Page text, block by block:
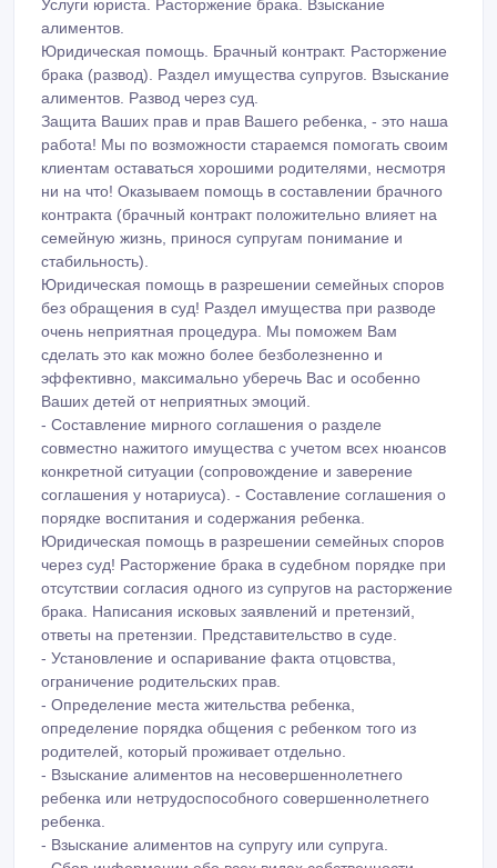
Услуги юриста. Расторжение брака. Взыскание
алиментов.
Юридическая помощь. Брачный контракт. Расторжение
брака (развод). Раздел имущества супругов. Взыскание
алиментов. Развод через суд.
Защита Ваших прав и прав Вашего ребенка, - это наша
работа! Мы по возможности стараемся помогать своим
клиентам оставаться хорошими родителями, несмотря
ни на что! Оказываем помощь в составлении брачного
контракта (брачный контракт положительно влияет на
семейную жизнь, принося супругам понимание и
стабильность).
Юридическая помощь в разрешении семейных споров
без обращения в суд! Раздел имущества при разводе
очень неприятная процедура. Мы поможем Вам
сделать это как можно более безболезненно и
эффективно, максимально уберечь Вас и особенно
Ваших детей от неприятных эмоций.
- Составление мирного соглашения о разделе
совместно нажитого имущества с учетом всех нюансов
конкретной ситуации (сопровождение и заверение
соглашения у нотариуса). - Составление соглашения о
порядке воспитания и содержания ребенка.
Юридическая помощь в разрешении семейных споров
через суд! Расторжение брака в судебном порядке при
отсутствии согласия одного из супругов на расторжение
брака. Написания исковых заявлений и претензий,
ответы на претензии. Представительство в суде.